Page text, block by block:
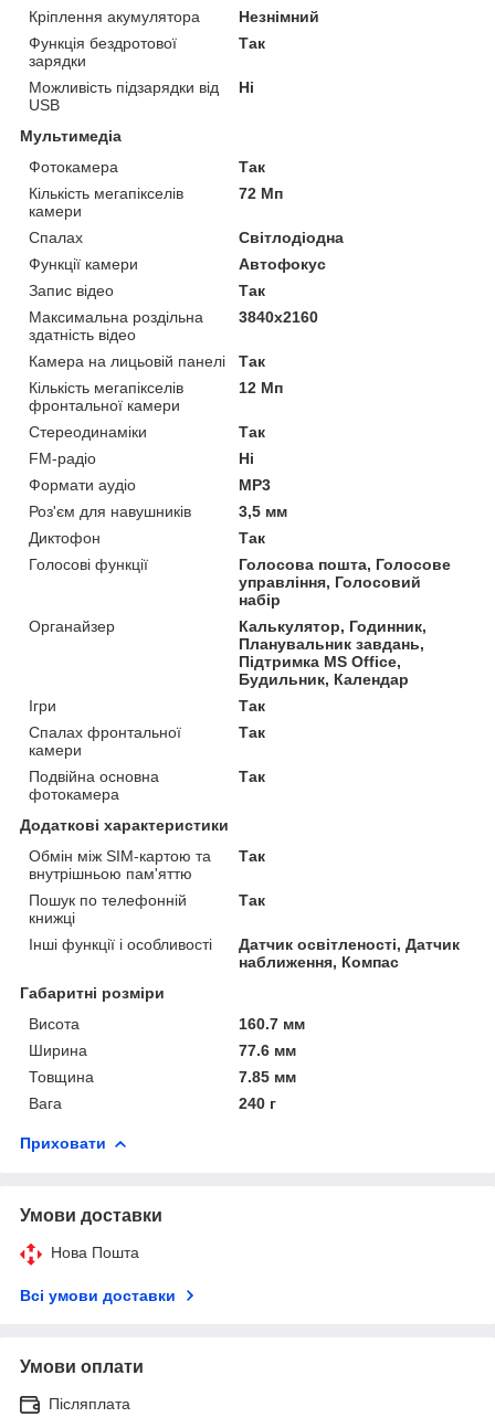
Кріплення акумулятора
Незнімний
Функція бездротової
зарядки
Так
Можливість підзарядки від
USB
Ні
Мультимедіа
Фотокамера
Так
Кількість мегапікселів
камери
72 Мп
Спалах
Світлодіодна
Функції камери
Автофокус
Запис відео
Так
Максимальна роздільна
здатність відео
3840x2160
Камера на лицьовій панелі
Так
Кількість мегапікселів
фронтальної камери
12 Мп
Стереодинаміки
Так
FM-радіо
Ні
Формати аудіо
MP3
Роз'єм для навушників
3,5 мм
Диктофон
Так
Голосові функції
Голосова пошта, Голосове
управління, Голосовий
набір
Органайзер
Калькулятор, Годинник,
Планувальник завдань,
Підтримка MS Office,
Будильник, Календар
Ігри
Так
Спалах фронтальної
камери
Так
Подвійна основна
фотокамера
Так
Додаткові характеристики
Обмін між SIM-картою та
внутрішньою пам'яттю
Так
Пошук по телефонній
книжці
Так
Інші функції і особливості
Датчик освітленості, Датчик
наближення, Компас
Габаритні розміри
Висота
160.7 мм
Ширина
77.6 мм
Товщина
7.85 мм
Вага
240 г
Приховати
Умови доставки
Нова Пошта
Всі умови доставки
Умови оплати
Післяплата